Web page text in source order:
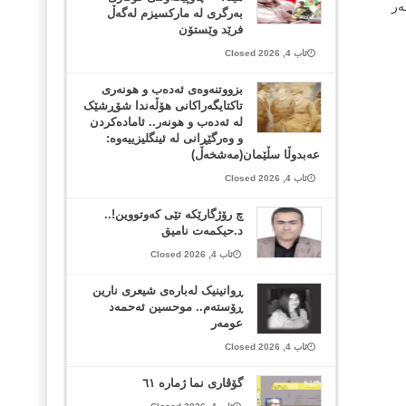
بەرگری لە مارکسیزم لەگەڵ
فرێد وێستۆن
ئاب 4, 2026 Closed
بزووتنەوەی ئەدەب و هونەری
تاکتایگەراکانی هۆڵەندا شۆڕشێک
لە ئەدەب و هونەر.. ئامادەکردن
و وەرگێڕانی لە ئینگلیزییەوە:
عەبدوڵا سڵێمان(مەشخەڵ)
ئاب 4, 2026 Closed
چ رۆژگارێکە تێی کەوتووین!..
د.حیکمەت نامیق
ئاب 4, 2026 Closed
ڕوانینیک لەبارەى شیعرى نارین
ڕۆستەم.. موحسین ئەحمەد
عومەر
ئاب 4, 2026 Closed
گۆڤاری نما ژمارە ٦١